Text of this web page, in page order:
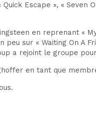
Escape », « Seven
en reprenant «
sur « Waiting On A
a rejoint le groupe
en tant que